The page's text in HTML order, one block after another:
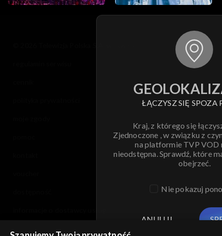
ŁĄCZYSZ SIĘ SPOZA
Kraj, z którego się
Zjednoczone , w związku z
na platformie TVP VOD
nieodstępna. Sprawdź, które
obejrzeć.
Nie pokazuj
ANULUJ